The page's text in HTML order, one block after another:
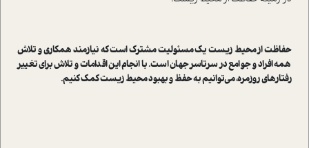
حفاظت از محیط زیست یک مسئولیت مشترک ا‌ست که نیازمند همکاری و تلاش
همه افراد و جوامع در سرتاسر جهان ا‌ست. با انجام این اقدامات و تلاش برای تغییر
رفتار‌های روزمره، می‌توانیم به حفظ و بهبود محیط زیست کمک کنیم.